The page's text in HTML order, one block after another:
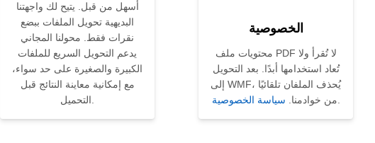
أسهل من قبل. يتيح لك واجهتنا
البديهية تحويل الملفات ببضع
نقرات فقط. محولنا المجاني
يدعم التحويل السريع للملفات
الكبيرة والصغيرة على حد سواء،
مع إمكانية معاينة النتائج قبل
الخصوصية
محتويات ملف PDF لا تُقرأ ولا
تُعاد استخدامها أبدًا. بعد التحويل
إلى WMF، يُحذف الملفان تلقائيًا
من خوادمنا. سياسة الخصوصية